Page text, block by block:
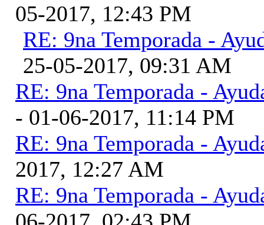
05-2017, 12:43 PM
RE: 9na Temporada -
25-05-2017, 09:31 AM
RE: 9na Temporada -
- 01-06-2017, 11:14 PM
RE: 9na Temporada -
2017, 12:27 AM
RE: 9na Temporada -